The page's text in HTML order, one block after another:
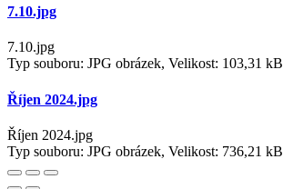
7.10.jpg
7.10.jpg
Typ souboru: JPG obrázek, Velikost: 103,31 kB
Říjen 2024.jpg
Říjen 2024.jpg
Typ souboru: JPG obrázek, Velikost: 736,21 kB